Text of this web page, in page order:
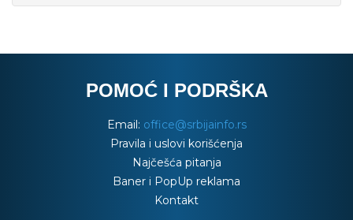
POMOĆ I PODRŠKA
Email: office@srbijainfo.rs
Pravila i uslovi korišćenja
Najčešća pitanja
Baner i PopUp reklama
Kontakt